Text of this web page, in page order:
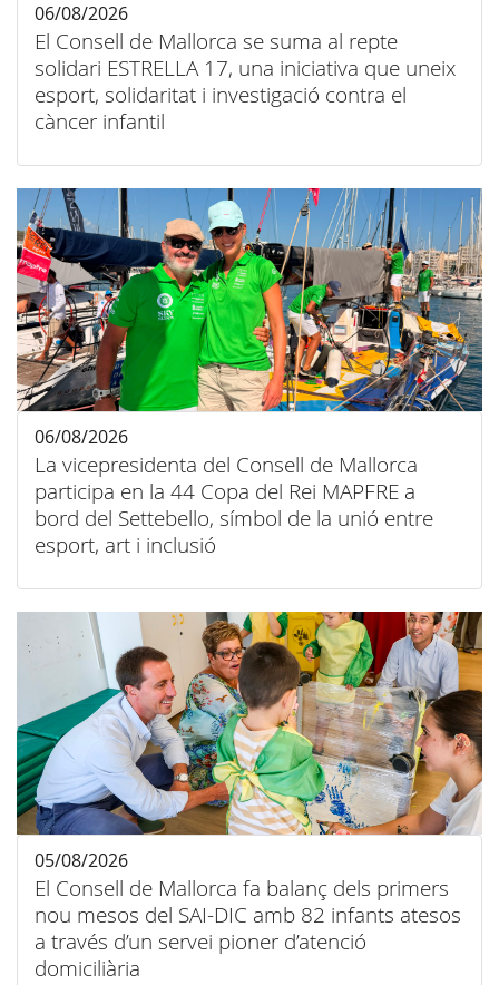
El Consell de Mallorca se suma al repte
solidari ESTRELLA 17, una iniciativa que uneix
esport, solidaritat i investigació contra el
càncer infantil
06/08/2026
La vicepresidenta del Consell de Mallorca
participa en la 44 Copa del Rei MAPFRE a
bord del Settebello, símbol de la unió entre
esport, art i inclusió
06/08/2026
El Consell de Mallorca fa balanç dels primers
nou mesos del SAI-DIC amb 82 infants atesos
a través d’un servei pioner d’atenció
domiciliària
05/08/2026